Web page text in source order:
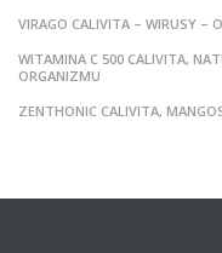
VIRAGO CALIVITA – WIRUSY –
WITAMINA C 500 CALIVITA,
ORGANIZMU
ZENTHONIC CALIVITA,